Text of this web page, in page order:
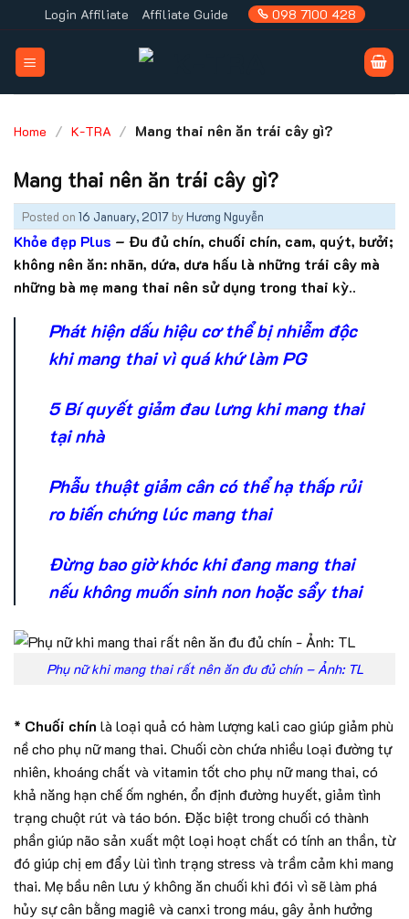
to
content
Login Affiliate Affiliate Guide 098 7100 428
Home / K-TRA / Mang thai nên ăn trái cây gì?
Mang thai nên ăn trái cây gì?
Posted on 16 January, 2017 byHương Nguyễn
Khỏe đẹp Plus – Đu đủ chín, chuối chín, cam, quýt, bưởi;
không nên ăn: nhãn, dứa, dưa hấu là những trái cây mà
những bà mẹ mang thai nên sử dụng trong thai kỳ..
Phát hiện dấu hiệu cơ thể bị nhiễm độc
khi mang thai vì quá khứ làm PG
5 Bí quyết giảm đau lưng khi mang thai
tại nhà
Phẫu thuật giảm cân có thể hạ thấp rủi
ro biến chứng lúc mang thai
Đừng bao giờ khóc khi đang mang thai
nếu không muốn sinh non hoặc sẩy thai
Phụ nữ khi mang thai rất nên ăn đu đủ chín – Ảnh: TL
* Chuối chín là loại quả có hàm lượng kali cao giúp giảm phù
nề cho phụ nữ mang thai. Chuối còn chứa nhiều loại đường tự
nhiên, khoáng chất và vitamin tốt cho phụ nữ mang thai, có
khả năng hạn chế ốm nghén, ổn định đường huyết, giảm tình
trạng chuột rút và táo bón. Đặc biệt trong chuối có thành
phần giúp não sản xuất một loại hoạt chất có tính an thần, từ
đó giúp chị em đẩy lùi tình trạng stress và trầm cảm khi mang
thai. Mẹ bầu nên lưu ý không ăn chuối khi đói vì sẽ làm phá
hủy sự cân bằng magiê và canxi trong máu, gây ảnh hưởng